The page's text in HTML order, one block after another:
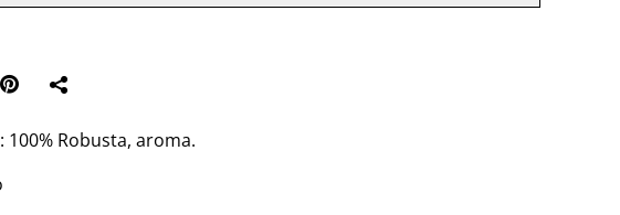
100% Robusta, aroma.